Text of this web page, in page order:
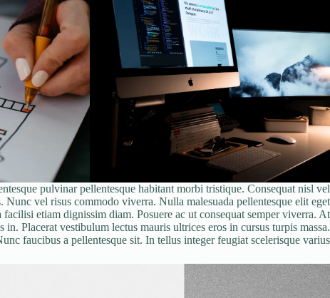
pulvinar pellentesque habitant morbi tristique. Consequat nisl vel
vel risus commodo viverra. Nulla malesuada pellentesque elit eget
etiam dignissim diam. Posuere ac ut consequat semper viverra. At
Placerat vestibulum lectus mauris ultrices eros in cursus turpis massa.
faucibus a pellentesque sit. In tellus integer feugiat scelerisque varius.